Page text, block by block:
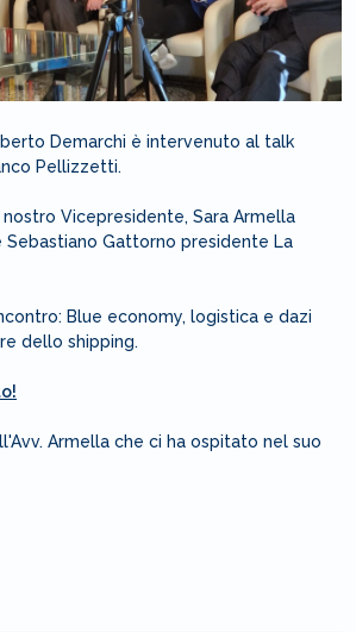
Demarchi è intervenuto al talk
Pellizzetti.
Vicepresidente, Sara Armella
Sebastiano Gattorno presidente La
Blue economy, logistica e dazi
dello shipping.
Armella che ci ha ospitato nel suo